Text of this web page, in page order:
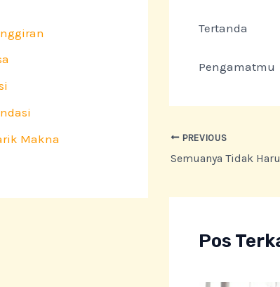
Makna
Tertanda
Pengamatmu
Post
navigation
PREVIOUS
Pos